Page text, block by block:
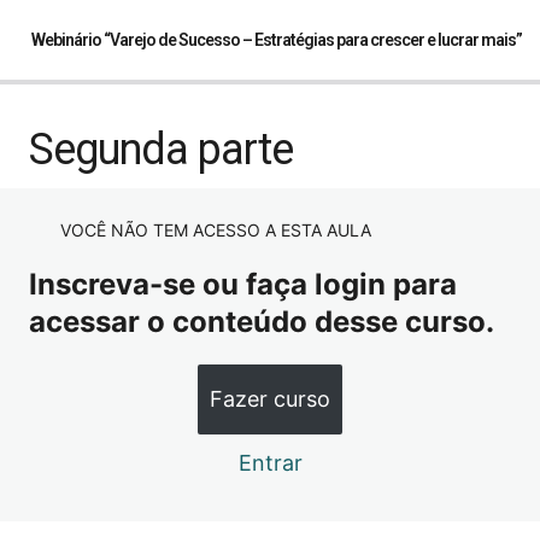
Webinário “Varejo de Sucesso – Estratégias para crescer e lucrar mais”
Primeira parte
Terceira parte
Quarta parte
Segunda parte
VOCÊ NÃO TEM ACESSO A ESTA AULA
Inscreva-se ou faça login para
acessar o conteúdo desse curso.
Fazer curso
Entrar